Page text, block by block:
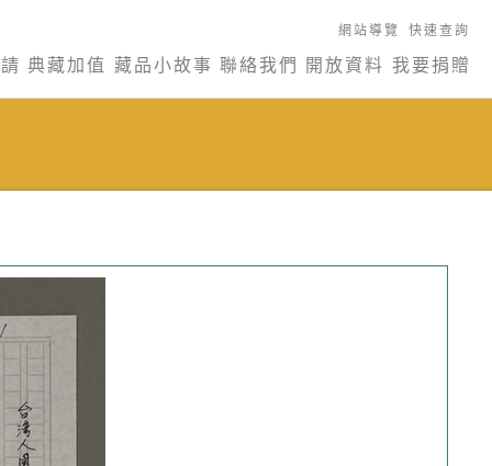
網站導覽 快速查詢
典藏加值 藏品小故事 聯絡我們 開放資料 我要捐贈